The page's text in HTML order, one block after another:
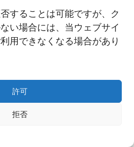
することは可能ですが、ク
い場合には、当ウェブサイ
用できなくなる場合があり
許可
拒否
A Div.of Nishi-Nippon Railroad Co.,Ltd.